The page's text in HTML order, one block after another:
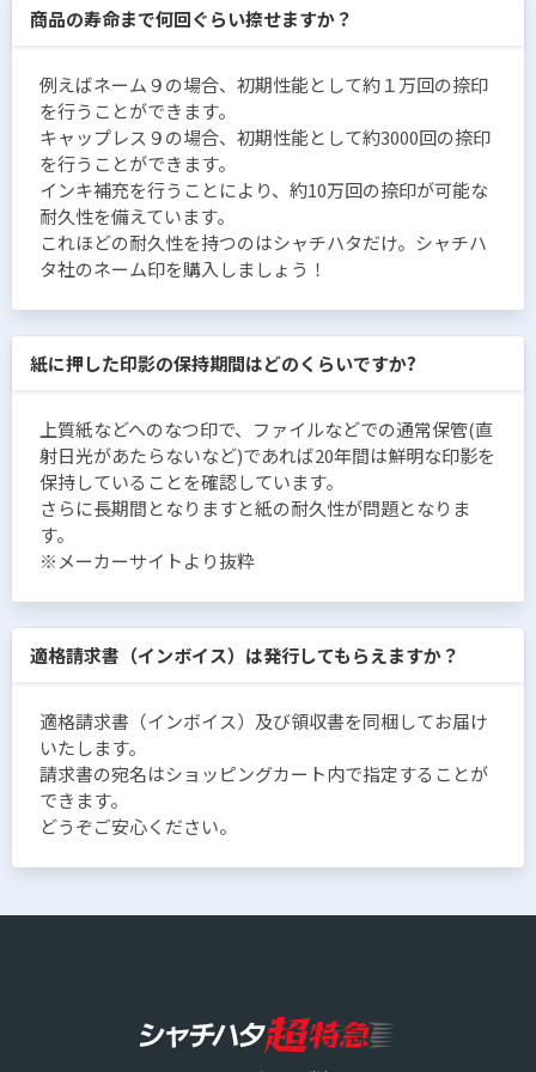
商品の寿命まで何回ぐらい捺せますか？
例えばネーム９の場合、初期性能として約１万回の捺印
を行うことができます。
キャップレス９の場合、初期性能として約3000回の捺印
を行うことができます。
インキ補充を行うことにより、約10万回の捺印が可能な
耐久性を備えています。
これほどの耐久性を持つのはシャチハタだけ。シャチハ
タ社のネーム印を購入しましょう！
紙に押した印影の保持期間はどのくらいですか?
上質紙などへのなつ印で、ファイルなどでの通常保管(直
射日光があたらないなど)であれば20年間は鮮明な印影を
保持していることを確認しています。
さらに長期間となりますと紙の耐久性が問題となりま
す。
※メーカーサイトより抜粋
適格請求書（インボイス）は発行してもらえますか？
適格請求書（インボイス）及び領収書を同梱してお届け
いたします。
請求書の宛名はショッピングカート内で指定することが
できます。
どうぞご安心ください。